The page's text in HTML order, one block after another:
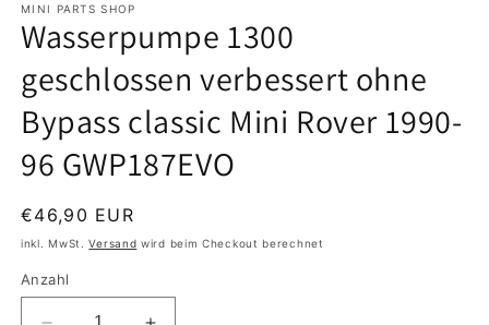
in
Modal
öffnen
MINI PARTS SHOP
Wasserpumpe 1300
geschlossen verbessert ohne
Bypass classic Mini Rover 1990-
96 GWP187EVO
Normaler
Preis
€46,90 EUR
inkl. MwSt.Versand wird beim Checkout berechnet
Anzahl